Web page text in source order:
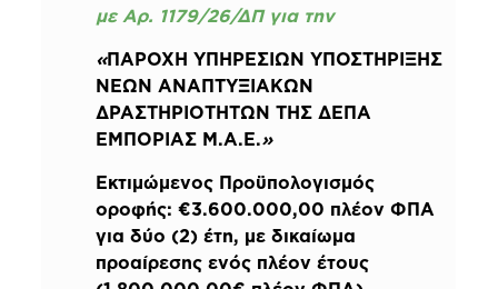
με Αρ. 1179/26/ΔΠ για την
«ΠΑΡΟΧΗ ΥΠΗΡΕΣΙΩΝ ΥΠΟΣΤΗΡΙΞΗΣ
ΝΕΩΝ ΑΝΑΠΤΥΞΙΑΚΩΝ
ΔΡΑΣΤΗΡΙΟΤΗΤΩΝ ΤΗΣ ΔΕΠΑ
ΕΜΠΟΡΙΑΣ Μ.Α.Ε.»
Εκτιμώμενος Προϋπολογισμός
οροφής: €3.600.000,00 πλέον ΦΠΑ
για δύο (2) έτη, με δικαίωμα
προαίρεσης ενός πλέον έτους